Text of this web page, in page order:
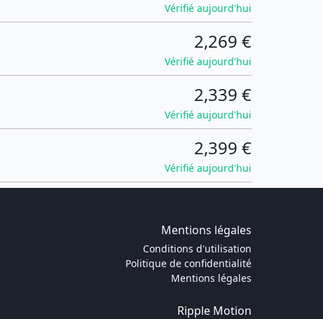
Vérifié aujourd'hui
2,269 €
Vérifié aujourd'hui
2,339 €
Vérifié aujourd'hui
2,399 €
Vérifié aujourd'hui
Mentions légales
Conditions d'utilisation
Politique de confidentialité
Mentions légales
Ripple Motion